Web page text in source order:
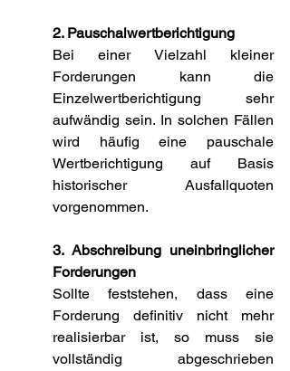
2. Pauschalwertberichtigung
Bei einer Vielzahl kleiner
Forderungen kann die
Einzelwertberichtigung sehr
aufwändig sein. In solchen Fällen
wird häufig eine pauschale
Wertberichtigung auf Basis
historischer Ausfallquoten
vorgenommen.
3. Abschreibung uneinbringlicher
Forderungen
Sollte feststehen, dass eine
Forderung definitiv nicht mehr
realisierbar ist, so muss sie
vollständig abgeschrieben